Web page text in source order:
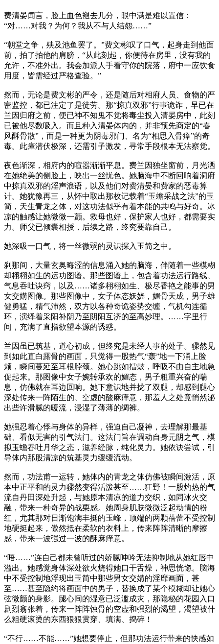
费清晏闻言，脸上血色褪去几分，眼中满是难以置信：
“对……对我？为何？我从不与人结怨……”
“朝堂之争，殃及池鱼罢了。”费文彬叹了口气，起身走到他面
前，拍了拍他的肩膀，“从此刻起，你便待在房里，没有我的
允许，不准外出。我会加派人手看守你的院落，府中一应饮食
用度，皆需经过严格查验。”
然而，无论是费文彬的严令，还是随后对相府人员、食物的严
密监控，都已注定了是徒劳。那“掠真双邪”行事诡诈，早已在
兰因归府之前，便已神不知鬼不觉将毒尘投入清晏房中，此刻
已被他尽数吸入。而且种入清晏体内的，并非预先商定的“春
风酥骨散”，而是一种更为阴毒邪门、名为“相思入骨瘴”的奇
毒。此瘴潜伏极深，还需引子激发，寻常手段根本无法察觉。
夜色渐深，相府内的喧嚣渐渐平息。费兰因独坐窗前，月光洒
在她绝美的侧脸上，映出一丝忧色。她脑海中不断回响着洞府
中掠真双邪的淫声浪语，以及他们对费清晏和费家的恶毒算
计。她犹豫再三，从怀中取出那枚记载着“玉蟾采战之法”的玉
简，天生青龙之体，对这功法似乎有着本能的共鸣与好奇。冰
凉的触感让她微微一颤。救母也好，保护家人也好，都需要实
力。师父已倾囊相授，后续之路，终究要靠自己。
她深吸一口气，将一丝微弱的灵识探入玉简之中。
刹那间，大量玄奥晦涩的信息涌入她的脑海，伴随着一些模糊
却栩栩如生的运功图谱。那些图谱上，包含着功法运行路线、
气息吞吐诀窍，以及……诸多栩栩如生、极尽香艳之能事的男
女交媾图像。那些图像中，女子体态妖娆，媚骨天成，男子雄
健勇猛，精气沛然，双方以各种奇诡姿势交缠，气机勾连循
环，演绎着采阳补阴乃至阴阳互济的至高妙理。……字里行
间，充满了直指欲望本源的诱惑。
兰因虽已筑基，道心初成，但终究是未经人事的处子。骤然见
到如此直白露骨的画面，只觉得一股热气“轰”地一下涌上脸
颊，瞬间蔓延至耳根脖颈。她心跳如擂鼓，呼吸不由自主地急
促起来。那图像中女子婉转承欢的媚态，男子粗重兴奋的喘
息，仿佛就在耳边回响。她下意识地并拢了双腿，却感到腿心
深处传来一阵陌生的、空虚的酸麻痒意，那羞人之处竟悄然泌
出些许滑腻的暖流，浸湿了薄薄的绸裤。
她强忍着心悸与身体的异样，强迫自己凝神，去理解那最基
础、看似无害的引气法门。这法门旨在调动自身元阴之气，模
拟玉蟾吞吐月华之态，滋养经脉，纯化灵力。她依诀尝试，引
导体内那股清凉的筑基灵力缓缓流动。
然而，功法甫一运转，她体内的青龙之体仿佛被瞬间激活，原
本中正平和的灵力骤然变得活泼甚至……狂野！一股灼热的气
流自丹田深处升起，与她原本清凉的道力交织，如同冰火交
融，带来一种奇异的战栗感。她周身肌肤微微泛起动情的粉
红，尤其那对日渐饱满丰挺的玉峰，顶端的两颗蓓蕾不受控制
地硬挺起来，傲然抵在柔软的衣料上，传来阵阵清晰的摩擦
感，带来一波强过一波的酥麻痒意。
“唔……”连自己都未曾听过的娇腻呻吟无法抑制地从她红唇中
溢出。她感觉身体深处欲火烧得她口干舌燥，神思恍惚。脑海
中不受控制地浮现出玉简中那些男女交媾的淫靡画面，甚
至……甚至隐约将画面中的男子，替换成了某个模糊却让她心
弦微颤的身影。腿心间的湿意已泛滥成灾，那隐秘的花园入口
剧烈翕张着，传来一阵阵蚀骨的空虚和强烈的渴望，渴望被什
么粗硬滚烫的东西狠狠贯穿、填满、捣碎！
“不行……不能……”她想要停止，但那功法运行带来的快感如